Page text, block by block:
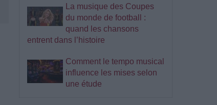
La musique des Coupes
du monde de football :
quand les chansons
entrent dans l’histoire
Comment le tempo musical
influence les mises selon
une étude